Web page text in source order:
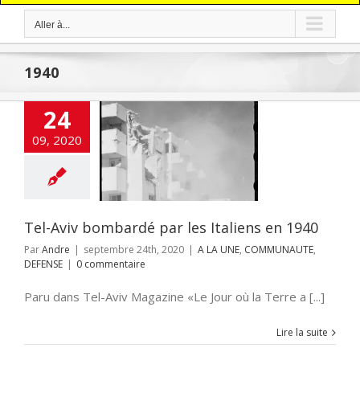
Aller à...
1940
24
09, 2020
bombardé par
COMMUNAUTE
Tel-Aviv bombardé par les Italiens en 1940
ParAndre | septembre 24th, 2020 | A LA UNE, COMMUNAUTE,
DEFENSE | 0 commentaire
Paru dans Tel-Aviv Magazine «Le Jour où la Terre a [...]
Lire la suite